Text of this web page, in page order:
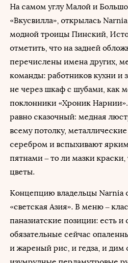
На самом углу Малой и
«Вкусвилла», открылась
модной троицы Пинский,
отметить, что на задней
перечислены имена других,
команды: работников кухни и
не через шкаф с шубами, как
поклонники «Хроник
равно сказочный: медная
всему потолку,
серебром и вспыхивают
пятнами – то ли мазки краски,
цветы.
Концепцию владельцы Narnia
«светская Азия». В меню –
паназиатские позиции: есть
обязательные сейчас
и жареный рис, и гедза, и